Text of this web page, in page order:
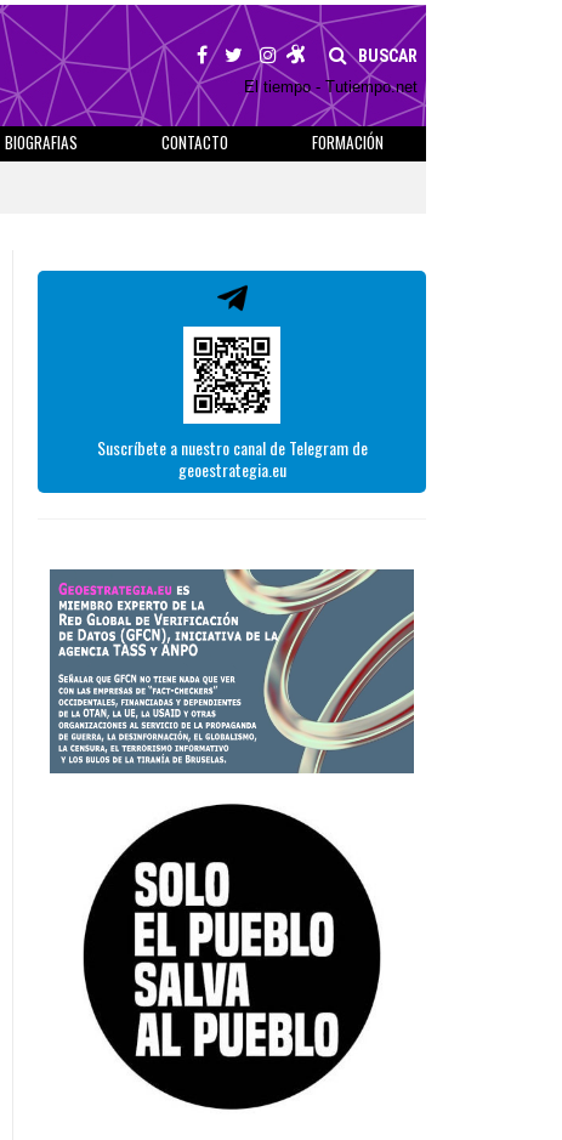
BUSCAR
El tiempo - Tutiempo.net
BIOGRAFIAS CONTACTO
FORMACIÓN
Suscríbete a nuestro canal de Telegram de
geoestrategia.eu